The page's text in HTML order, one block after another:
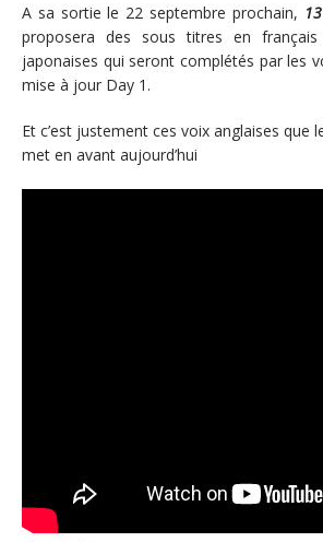
A sa sortie le 22 septembre prochain,
proposera des sous titres en
japonaises qui seront complétés par les
mise à jour Day 1.
Et c’est justement ces voix anglaises que
met en avant aujourd’hui